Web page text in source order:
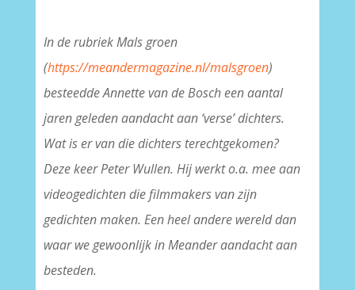
In de rubriek Mals groen
(https://meandermagazine.nl/malsgroen)
besteedde Annette van de Bosch een aantal
jaren geleden aandacht aan ‘verse’ dichters.
Wat is er van die dichters terechtgekomen?
Deze keer Peter Wullen. Hij werkt o.a. mee aan
videogedichten die filmmakers van zijn
gedichten maken. Een heel andere wereld dan
waar we gewoonlijk in Meander aandacht aan
besteden.